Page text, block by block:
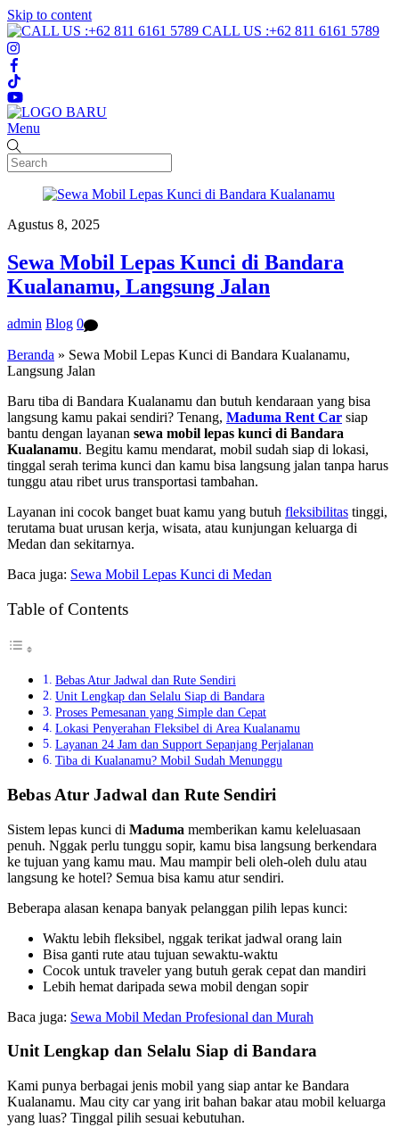
Skip to content
CALL US :+62 811 6161 5789
Menu
Agustus 8, 2025
Sewa Mobil Lepas Kunci di Bandara
Kualanamu, Langsung Jalan
admin Blog 0
Beranda » Sewa Mobil Lepas Kunci di Bandara Kualanamu,
Langsung Jalan
Baru tiba di Bandara Kualanamu dan butuh kendaraan yang bisa
langsung kamu pakai sendiri? Tenang, Maduma Rent Car siap
bantu dengan layanan sewa mobil lepas kunci di Bandara
Kualanamu. Begitu kamu mendarat, mobil sudah siap di lokasi,
tinggal serah terima kunci dan kamu bisa langsung jalan tanpa harus
tunggu atau ribet urus transportasi tambahan.
Layanan ini cocok banget buat kamu yang butuh fleksibilitas tinggi,
terutama buat urusan kerja, wisata, atau kunjungan keluarga di
Medan dan sekitarnya.
Baca juga: Sewa Mobil Lepas Kunci di Medan
Table of Contents
Bebas Atur Jadwal dan Rute Sendiri
Unit Lengkap dan Selalu Siap di Bandara
Proses Pemesanan yang Simple dan Cepat
Lokasi Penyerahan Fleksibel di Area Kualanamu
Layanan 24 Jam dan Support Sepanjang Perjalanan
Tiba di Kualanamu? Mobil Sudah Menunggu
Bebas Atur Jadwal dan Rute Sendiri
Sistem lepas kunci di Maduma memberikan kamu keleluasaan
penuh. Nggak perlu tunggu sopir, kamu bisa langsung berkendara
ke tujuan yang kamu mau. Mau mampir beli oleh-oleh dulu atau
langsung ke hotel? Semua bisa kamu atur sendiri.
Beberapa alasan kenapa banyak pelanggan pilih lepas kunci:
Waktu lebih fleksibel, nggak terikat jadwal orang lain
Bisa ganti rute atau tujuan sewaktu-waktu
Cocok untuk traveler yang butuh gerak cepat dan mandiri
Lebih hemat daripada sewa mobil dengan sopir
Baca juga: Sewa Mobil Medan Profesional dan Murah
Unit Lengkap dan Selalu Siap di Bandara
Kami punya berbagai jenis mobil yang siap antar ke Bandara
Kualanamu. Mau city car yang irit bahan bakar atau mobil keluarga
yang luas? Tinggal pilih sesuai kebutuhan.